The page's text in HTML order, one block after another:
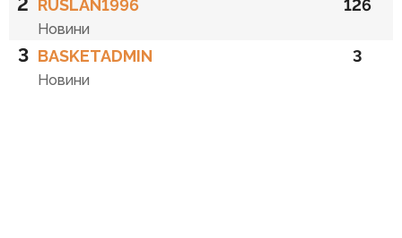
RUSLAN1996
Новини
126
3 BASKETADMIN
Новини
3